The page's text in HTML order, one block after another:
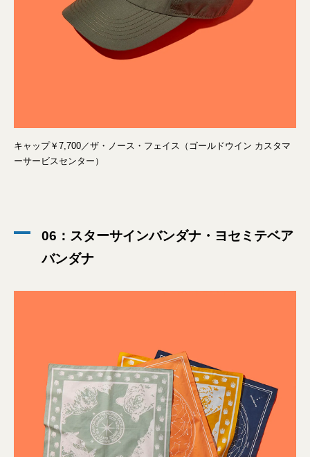
キャップ￥7,700／ザ・ノース・フェイス（ゴールドウイン カスタマ
ーサービスセンター）
06：スターサインバンダナ・ヨセミテベア
バンダナ